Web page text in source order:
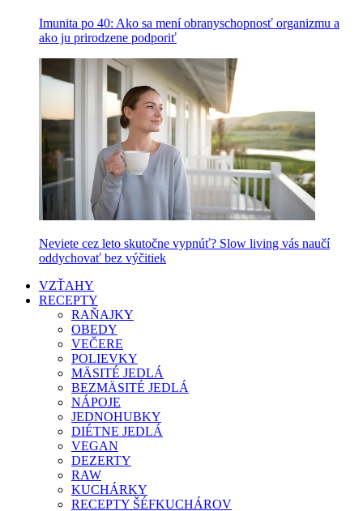
Imunita po 40: Ako sa mení obranyschopnosť organizmu a
ako ju prirodzene podporiť
Neviete cez leto skutočne vypnúť? Slow living vás naučí
oddychovať bez výčitiek
VZŤAHY
RECEPTY
RAŇAJKY
OBEDY
VEČERE
POLIEVKY
MÄSITÉ JEDLÁ
BEZMÄSITÉ JEDLÁ
NÁPOJE
JEDNOHUBKY
DIÉTNE JEDLÁ
VEGAN
DEZERTY
RAW
KUCHÁRKY
RECEPTY ŠÉFKUCHÁROV